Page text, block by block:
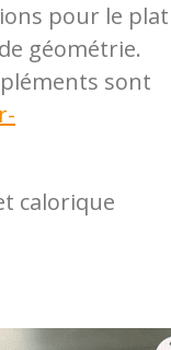
pour le plat
géométrie.
sont
calorique